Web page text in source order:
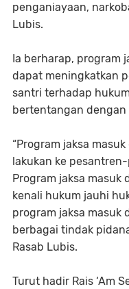
penganiayaan,
Lubis.
Ia berharap, program
dapat meningkatkan
santri terhadap
bertentangan
“Program jaksa
lakukan ke
Program jaksa masuk
kenali hukum jauhi
program jaksa masuk
berbagai tindak
Rasab Lubis.
Turut hadir Rais ‘Am